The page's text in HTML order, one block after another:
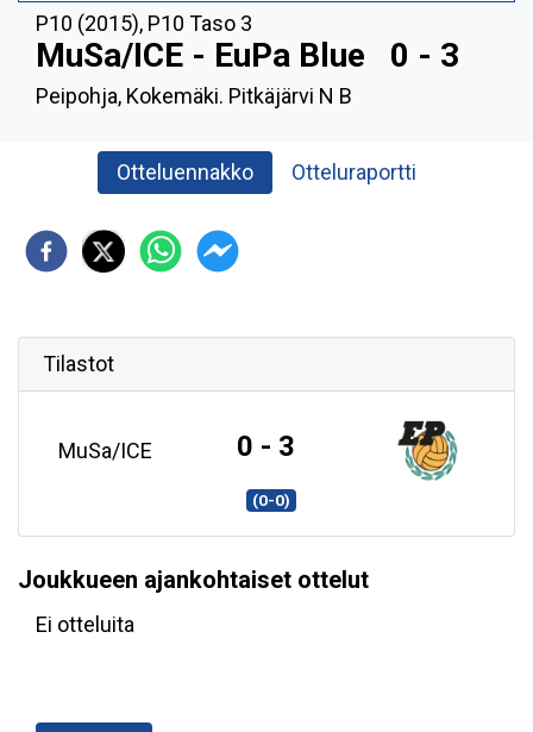
P10 (2015), P10 Taso 3
MuSa/ICE - EuPa Blue 0 - 3
Peipohja, Kokemäki. Pitkäjärvi N B
Otteluennakko Otteluraportti
Tilastot
MuSa/ICE 0 - 3
(0-0)
Joukkueen ajankohtaiset ottelut
Ei otteluita